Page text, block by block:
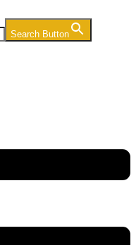
Search Button